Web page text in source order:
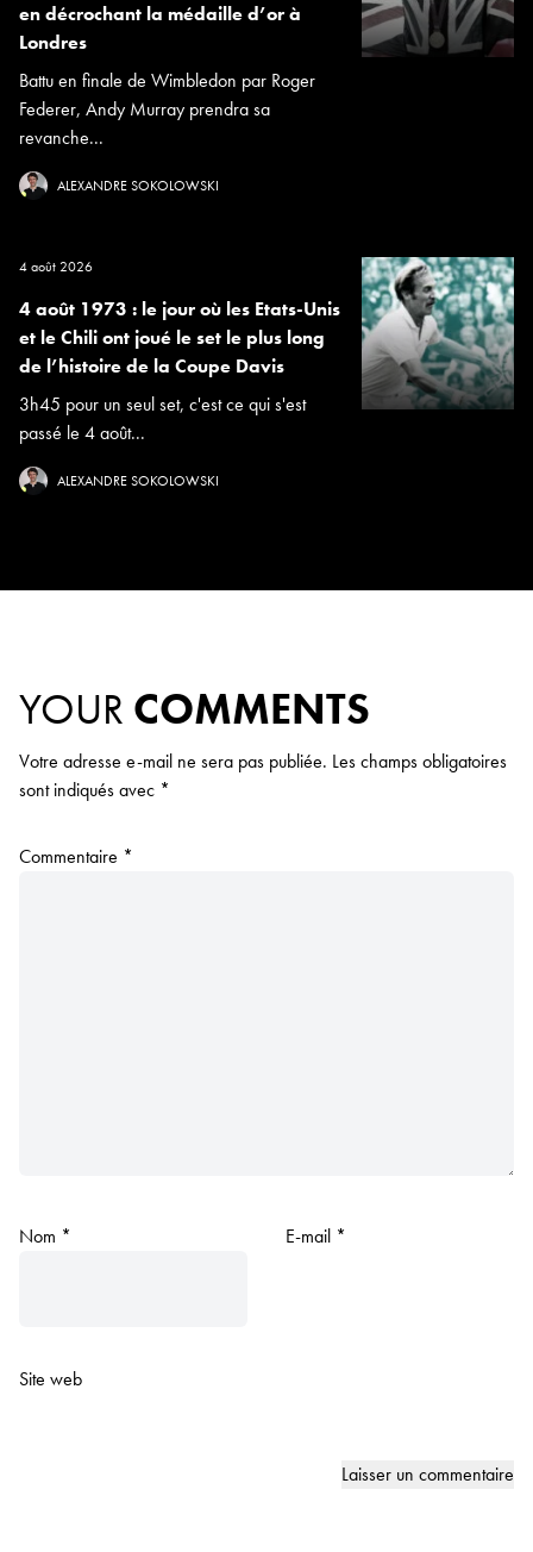
en décrochant la médaille d’or à
Londres
Battu en finale de Wimbledon par Roger
Federer, Andy Murray prendra sa
revanche...
ALEXANDRE SOKOLOWSKI
4 août 2026
4 août 1973 : le jour où les Etats-Unis
et le Chili ont joué le set le plus long
de l’histoire de la Coupe Davis
3h45 pour un seul set, c'est ce qui s'est
passé le 4 août...
ALEXANDRE SOKOLOWSKI
YOUR COMMENTS
Votre adresse e-mail ne sera pas publiée. Les champs obligatoires
sont indiqués avec *
Commentaire *
Nom * E-mail *
Site web